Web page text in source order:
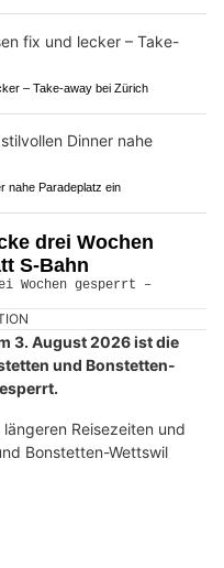
– Take-away bei Zürich
nahe Paradeplatz ein
drei Wochen
S-Bahn
3. August 2026 ist die
und Bonstetten-
Reisezeiten und
Bonstetten-Wettswil